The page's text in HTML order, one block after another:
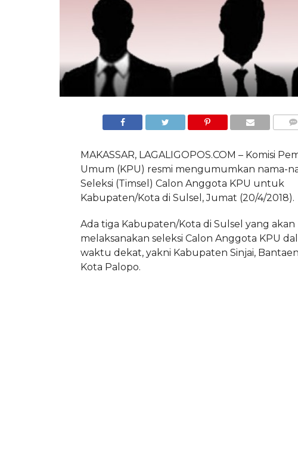
MAKASSAR, LAGALIGOPOS.COM – Komisi
Umum (KPU) resmi mengumumkan nama-
Seleksi (Timsel) Calon Anggota KPU untuk
Kabupaten/Kota di Sulsel, Jumat (20/4/2018).
Ada tiga Kabupaten/Kota di Sulsel yang akan
melaksanakan seleksi Calon Anggota KPU
waktu dekat, yakni Kabupaten Sinjai,
Kota Palopo.